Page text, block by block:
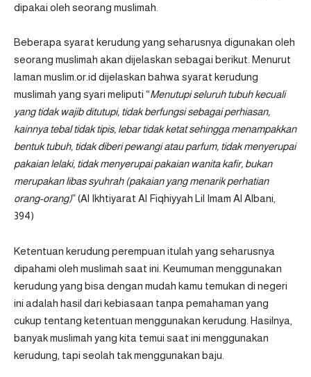
dipakai oleh seorang muslimah.
Beberapa syarat kerudung yang seharusnya digunakan oleh
seorang muslimah akan dijelaskan sebagai berikut. Menurut
laman muslim.or.id dijelaskan bahwa syarat kerudung
muslimah yang syari meliputi “Menutupi seluruh tubuh kecuali
yang tidak wajib ditutupi, tidak berfungsi sebagai perhiasan,
kainnya tebal tidak tipis, lebar tidak ketat sehingga menampakkan
bentuk tubuh, tidak diberi pewangi atau parfum, tidak menyerupai
pakaian lelaki, tidak menyerupai pakaian wanita kafir, bukan
merupakan libas syuhrah (pakaian yang menarik perhatian
orang-orang)” (Al Ikhtiyarat Al Fiqhiyyah Lil Imam Al Albani,
394)
Ketentuan kerudung perempuan itulah yang seharusnya
dipahami oleh muslimah saat ini. Keumuman menggunakan
kerudung yang bisa dengan mudah kamu temukan di negeri
ini adalah hasil dari kebiasaan tanpa pemahaman yang
cukup tentang ketentuan menggunakan kerudung. Hasilnya,
banyak muslimah yang kita temui saat ini menggunakan
kerudung, tapi seolah tak menggunakan baju.